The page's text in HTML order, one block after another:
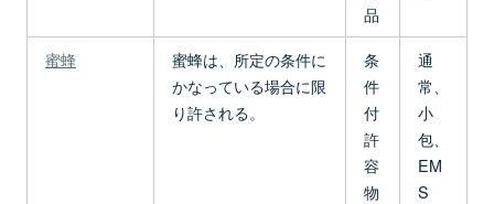
品
蜜蜂
蜜蜂は、所定の条件に
かなっている場合に限
り許される。
条
件
付
許
容
物
通
常、
小
包、
EM
S